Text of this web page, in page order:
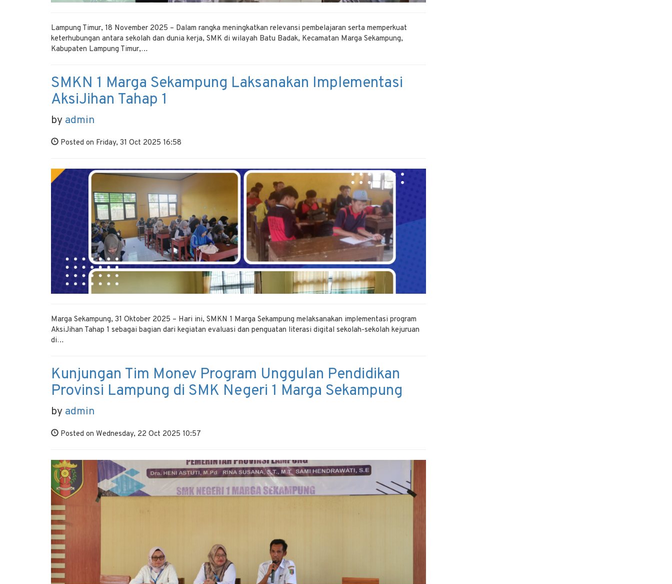
Lampung Timur, 18 November 2025 – Dalam rangka meningkatkan relevansi pembelajaran serta memperkuat
keterhubungan antara sekolah dan dunia kerja, SMK di wilayah Batu Badak, Kecamatan Marga Sekampung,
Kabupaten Lampung Timur,…
SMKN 1 Marga Sekampung Laksanakan Implementasi
AksiJihan Tahap 1
by admin
Posted on Friday, 31 Oct 2025 16:58
Marga Sekampung, 31 Oktober 2025 – Hari ini, SMKN 1 Marga Sekampung melaksanakan implementasi program
AksiJihan Tahap 1 sebagai bagian dari kegiatan evaluasi dan penguatan literasi digital sekolah-sekolah kejuruan
di…
Kunjungan Tim Monev Program Unggulan Pendidikan
Provinsi Lampung di SMK Negeri 1 Marga Sekampung
by admin
Posted on Wednesday, 22 Oct 2025 10:57